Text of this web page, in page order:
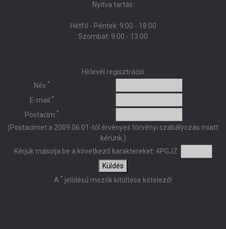
Nyitva tartás:
Hétfő - Péntek: 9:00 - 18:00
Szombat: 9:00 - 13:00
Hírlevél regisztráció
Név:*
E-mail:*
Postacím:*
(Postacímet a 2009.06.01-től érvényes törvényi szabályozás miatt
kérünk.)
Kérjük másolja be a következő karaktereket: 4PGJZ
Küldés
A * jelölésű mezők kitöltése kötelező!